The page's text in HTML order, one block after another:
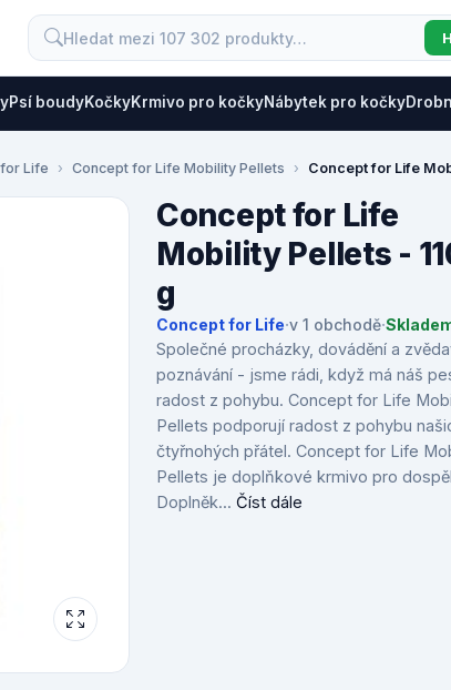
Psí boudyKočkyKrmivo pro kočkyNábytek pro kočky
Life Concept for Life Mobility Pellets Concept for Life
Concept for Life
Mobility Pellets -
g
Concept for Life·v 1 obchodě·
Společné procházky, dovádění a
poznávání - jsme rádi, když má náš
radost z pohybu. Concept for Life
Pellets podporují radost z pohybu
čtyřnohých přátel. Concept for Life
Pellets je doplňkové krmivo pro
Doplněk... Číst dále